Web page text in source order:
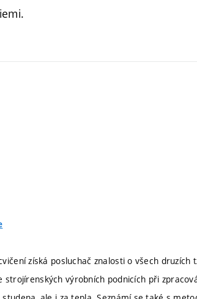
získá posluchač znalosti o všech druzích
strojírenských výrobních podnicích při